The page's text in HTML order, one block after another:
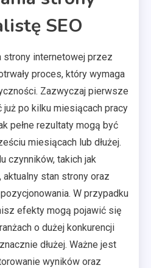
SEO
strony internetowej przez
proces, który wymaga
Zazwyczaj pierwsze
po kilku miesiącach pracy
pełne rezultaty mogą być
miesiącach lub dłużej.
czynników, takich jak
aktualny stan strony oraz
W przypadku
efekty mogą pojawić się
o dużej konkurencji
dłużej. Ważne jest
wyników oraz